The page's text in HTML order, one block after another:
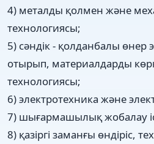
4) металды қолмен және
технологиясы;
5) сәндік - қолданбалы өнер
отырып, материалдарды
технологиясы;
6) электротехника және
7) шығармашылық жобалау іс
8) қазіргі заманғы өндіріс,